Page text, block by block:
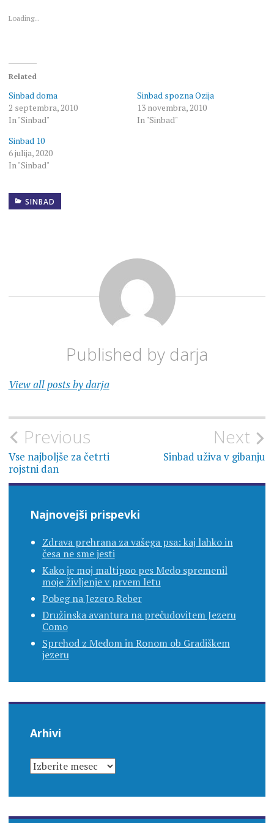
Loading...
Related
Sinbad doma
2 septembra, 2010
In "Sinbad"
Sinbad spozna Ozija
13 novembra, 2010
In "Sinbad"
Sinbad 10
6 julija, 2020
In "Sinbad"
SINBAD
Published by darja
View all posts by darja
Navigacija
prispevka
Previous
Vse najboljše za četrti
rojstni dan
Next
Sinbad uživa v gibanju
Najnovejši prispevki
Zdrava prehrana za vašega psa: kaj lahko in
česa ne sme jesti
Kako je moj maltipoo pes Medo spremenil
moje življenje v prvem letu
Pobeg na Jezero Reber
Družinska avantura na prečudovitem Jezeru
Como
Sprehod z Medom in Ronom ob Gradiškem
jezeru
Arhivi
ARHIVI